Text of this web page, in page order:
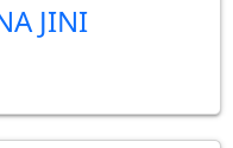
JINI